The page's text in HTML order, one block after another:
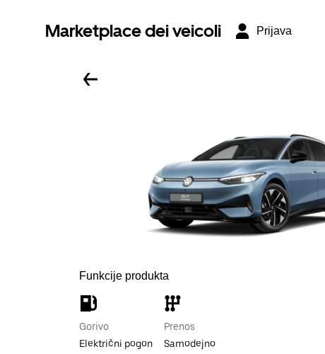
Marketplace dei veicoli Prijava
Funkcije produkta
Gorivo
Električni pogon
Prenos
Samodejno